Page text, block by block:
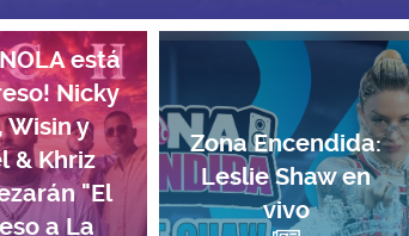
está
Nicky
Wisin y
& Khriz
"El
a La
Zona Encendida:
Leslie Shaw en
vivo